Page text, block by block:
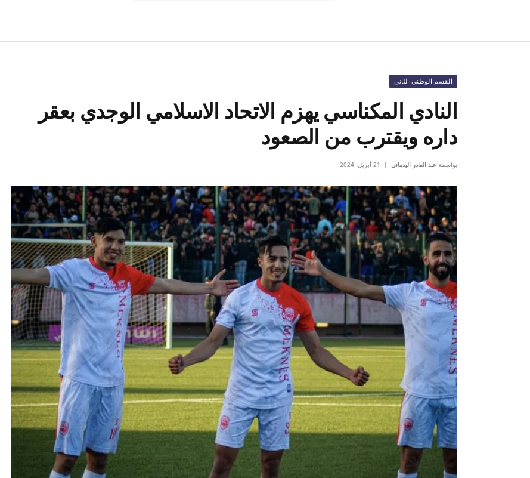
القسم الوطني الثاني
النادي المكناسي يهزم الاتحاد الاسلامي الوجدي بعقر
داره ويقترب من الصعود
بواسطة عبد القادر اليدماني 21 أبريل، 2024